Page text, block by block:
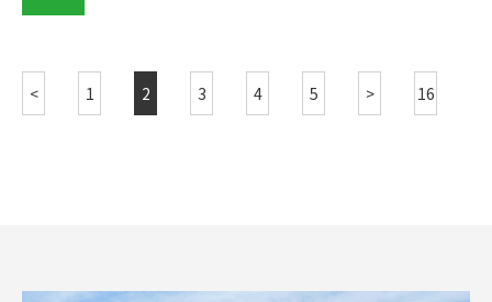
< 1 2 3 4 5 > 16